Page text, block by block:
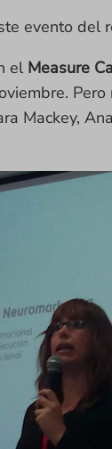
evento del
el Measure
Mackey,